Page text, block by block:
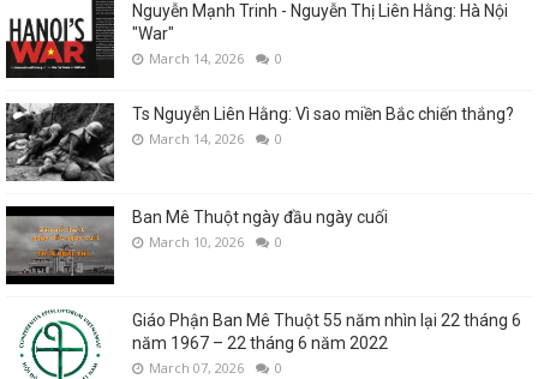
Nguyễn Mạnh Trinh - Nguyễn Thị Liên Hằng: Hà Nội
"War"
March 14, 2026 0
Ts Nguyễn Liên Hằng: Vì sao miền Bắc chiến thắng?
March 14, 2026 0
Ban Mê Thuột ngày đầu ngày cuối
March 10, 2026 0
Giáo Phận Ban Mê Thuột 55 năm nhìn lại 22 tháng 6
năm 1967 – 22 tháng 6 năm 2022
March 07, 2026 0